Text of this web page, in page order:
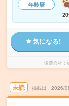
年齢層
気になる!
派遣会社
未読 掲載日 2026/